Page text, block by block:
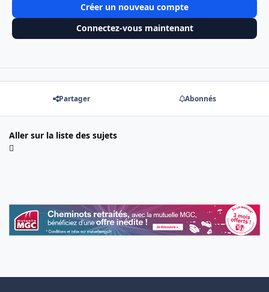
Créer un nouveau compte
Connectez-vous maintenant
Partager Abonnés
Aller sur la liste des sujets